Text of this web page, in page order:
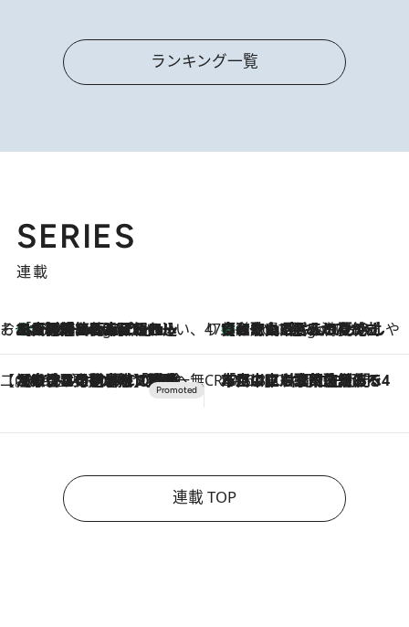
ランキング一覧
SERIES
連載
そおだよおこの関西おいしい、おやつ紀行4 Hours Ago
［大阪府箕面市］一皿一皿目の前で仕上げられる、料理を巧みに組み込んだアシェットデセールコース「ミチル アシェット デセール（Michiru assiette dessert）」 47都道府県の手みやげ ひんやりスイーツで夏を満喫
4 Hours Ago
【和歌山県】この夏絶対食べたい 冷やしておいしいおやつ3選 みかんがごろっと丸ごと入ったジュレ
【CREA×星野リゾート】唯一無二。癒しと発見が待つ場所へ
2026.8.7
【トンボの足水浴】ヒノキの香りに包まれて涼感マックス！約13℃の湧水かけ流しを避暑地「星野温泉 トンボの湯」で体験 CREA'S CHOICE
2026.8.7
「立川にも歌舞伎があるんだよ」 片岡仁左衛門・市川中車ら豪華座組みで4年目の立川立飛歌舞伎へ
連載 TOP